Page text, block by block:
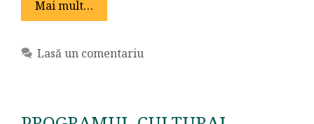
Mai mult…
Lasă un comentariu